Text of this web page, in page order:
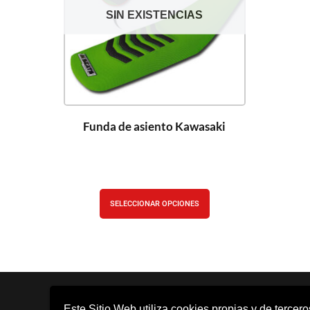
SIN EXISTENCIAS
Funda de asiento Kawasaki
SELECCIONAR OPCIONES